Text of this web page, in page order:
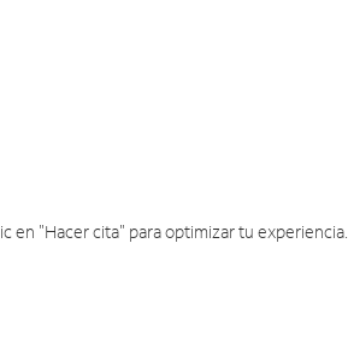
en "Hacer cita" para optimizar tu experiencia.